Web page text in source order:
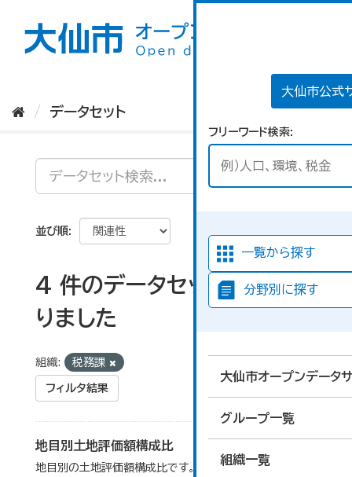
大仙市公式
フリーワード検索
一覧から探す
分野別に探す
大仙市オープンデータ
グループ一覧
組織一覧
データセット
並び順
4 件のデータセットが見つか
りました
組織: 税務課
フィルタ結果
地目別土地評価額構成比
地目別の土地評価額構成比です。